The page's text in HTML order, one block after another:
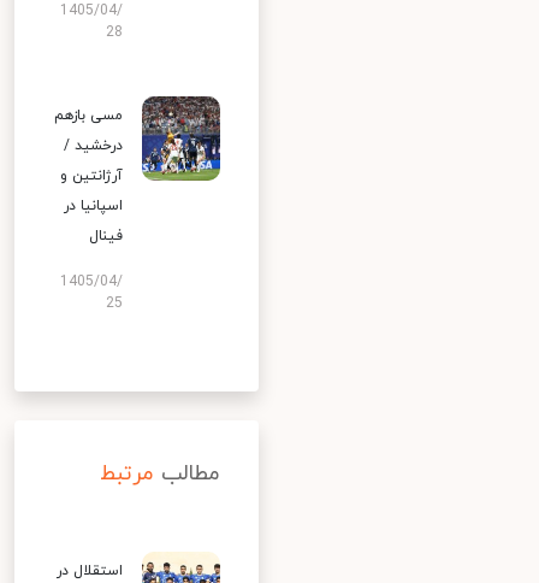
1405/04/
28
مسی بازهم
درخشید /
آرژانتین و
اسپانیا در
فینال
1405/04/
25
مطالب مرتبط
استقلال در